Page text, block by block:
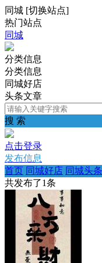
同城 [切换站点]
热门站点
同城
分类信息
分类信息
同城好店
头条文章
搜 索
点击登录
发布信息
首页 同城好店 同城头条
共发布了1条